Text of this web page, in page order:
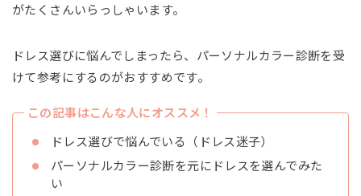
がたくさんいらっしゃいます。
ドレス選びに悩んでしまったら、パーソナルカラー診断を受
けて参考にするのがおすすめです。
この記事はこんな人にオススメ！
ドレス選びで悩んでいる（ドレス迷子）
パーソナルカラー診断を元にドレスを選んでみた
い